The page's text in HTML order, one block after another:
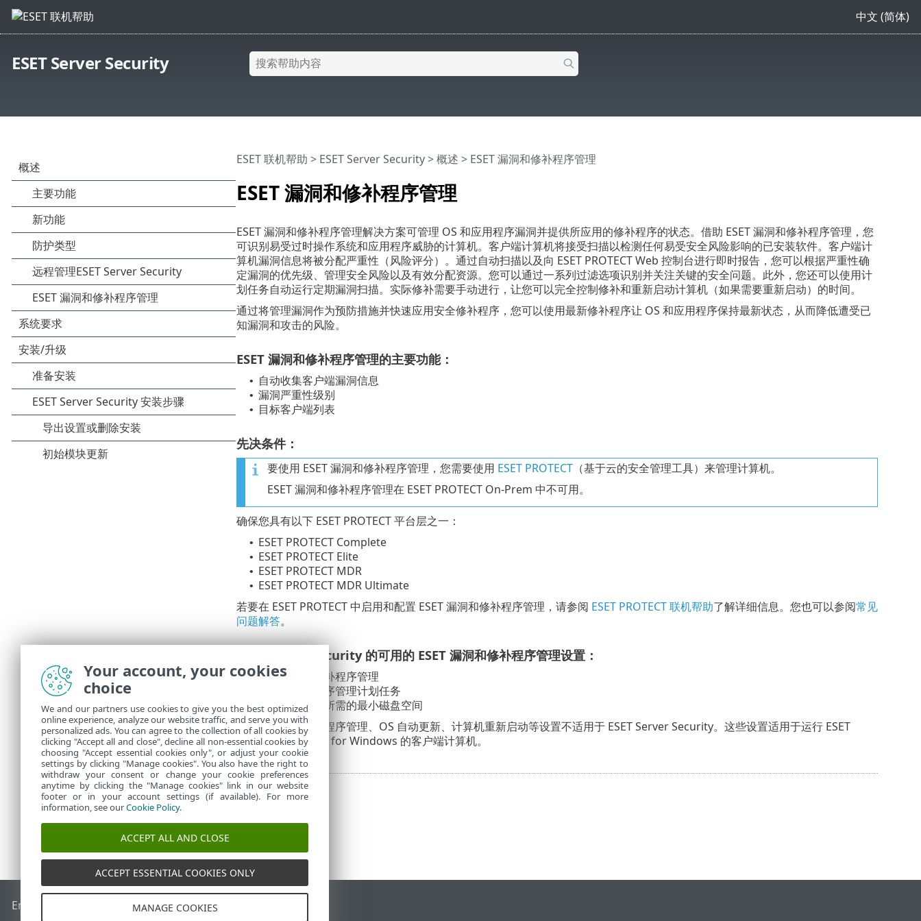
中文 (简体)
ESET Server Security
ESET 漏洞和修补程序管理
ESET 联机帮助 > ESET Server Security>概述 > ESET 漏洞和修补程序管理
ESET 漏洞和修补程序管理解决方案可管理 OS 和应用程序漏洞并提供所应用的修补程序的状态。借助 ESET 漏洞和修补程序管理，您
可识别易受过时操作系统和应用程序威胁的计算机。客户端计算机将接受扫描以检测任何易受安全风险影响的已安装软件。客户端计
算机漏洞信息将被分配严重性（风险评分）。通过自动扫描以及向 ESET PROTECT Web 控制台进行即时报告，您可以根据严重性确
定漏洞的优先级、管理安全风险以及有效分配资源。您可以通过一系列过滤选项识别并关注关键的安全问题。此外，您还可以使用计
划任务自动运行定期漏洞扫描。实际修补需要手动进行，让您可以完全控制修补和重新启动计算机（如果需要重新启动）的时间。
通过将管理漏洞作为预防措施并快速应用安全修补程序，您可以使用最新修补程序让 OS 和应用程序保持最新状态，从而降低遭受已
知漏洞和攻击的风险。
ESET 漏洞和修补程序管理的主要功能：
• 自动收集客户端漏洞信息
• 漏洞严重性级别
• 目标客户端列表
先决条件：
要使用 ESET 漏洞和修补程序管理，您需要使用 ESET PROTECT（基于云的安全管理工具）来管理计算机。
ESET 漏洞和修补程序管理在 ESET PROTECT On-Prem 中不可用。
确保您具有以下 ESET PROTECT 平台层之一：
• ESET PROTECT Complete
• ESET PROTECT Elite
• ESET PROTECT MDR
• ESET PROTECT MDR Ultimate
若要在 ESET PROTECT 中启用和配置 ESET 漏洞和修补程序管理，请参阅 ESET PROTECT 联机帮助了解详细信息。您也可以参阅常见
问题解答。
ESET Server Security 的可用的 ESET 漏洞和修补程序管理设置：
• 启用漏洞和修补程序管理
漏洞和修补程序管理计划任务
• 修补程序管理所需的最小磁盘空间
应用程序自动修补程序管理、OS 自动更新、计算机重新启动等设置不适用于 ESET Server Security。这些设置适用于运行 ESET
Endpoint Security for Windows 的客户端计算机。
End of Life ESET 论坛 ESET Status Portal
Your account, your cookies
choice
We and our partners use cookies to give you the best optimized
online experience, analyze our website traffic, and serve you with
personalized ads. You can agree to the collection of all cookies by
clicking "Accept all and close", decline all non-essential cookies by
choosing "Accept essential cookies only", or adjust your cookie
settings by clicking "Manage cookies". You also have the right to
withdraw your consent or change your cookie preferences
anytime by clicking the "Manage cookies" link in our website
footer or in your account settings (if available). For more
information, see ourCookie Policy.
ACCEPT ALL AND CLOSE
ACCEPT ESSENTIAL COOKIES ONLY
MANAGE COOKIES